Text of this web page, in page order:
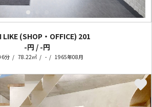
LIKE (SHOP・OFFICE) 201
-円 / -円
6分 78.22㎡ - 1965年08月